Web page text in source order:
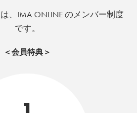
は、IMA ONLINE のメンバー制度
です。
＜会員特典＞